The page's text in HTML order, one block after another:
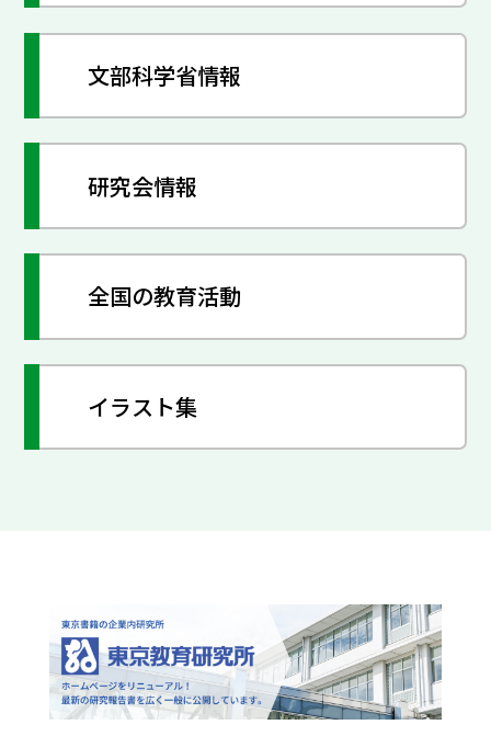
文部科学省情報
研究会情報
全国の教育活動
イラスト集